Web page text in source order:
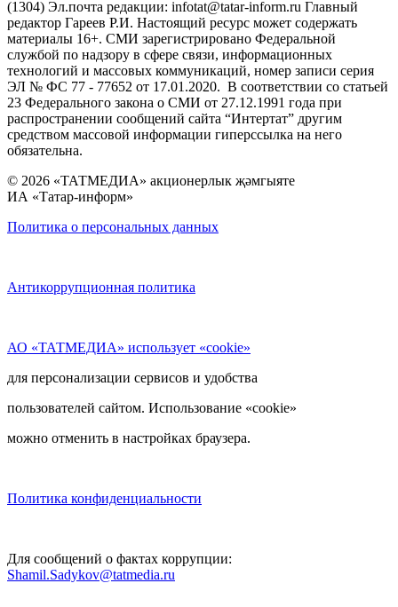
(1304) Эл.почта редакции: infotat@tatar-inform.ru Главный
редактор Гареев Р.И. Настоящий ресурс может содержать
материалы 16+. СМИ зарегистрировано Федеральной
службой по надзору в сфере связи, информационных
технологий и массовых коммуникаций, номер записи серия
ЭЛ № ФС 77 - 77652 от 17.01.2020. В соответствии со статьей
23 Федерального закона о СМИ от 27.12.1991 года при
распространении сообщений сайта “Интертат” другим
средством массовой информации гиперссылка на него
обязательна.
© 2026 «ТАТМЕДИА» акционерлык җәмгыяте
ИА «Татар-информ»
Политика о персональных данных
Антикоррупционная политика
АО «ТАТМЕДИА» использует «cookie»
для персонализации сервисов и удобства
пользователей сайтом. Использование «cookie»
можно отменить в настройках браузера.
Политика конфиденциальности
Для сообщений о фактах коррупции:
Shamil.Sadykov@tatmedia.ru